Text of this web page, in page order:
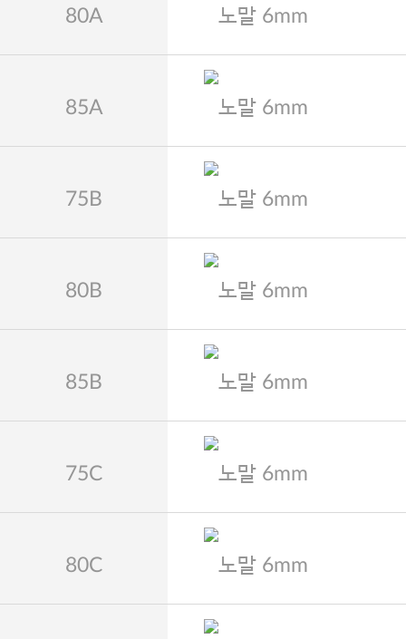
80A 노말 6mm
85A 노말 6mm
75B 노말 6mm
80B 노말 6mm
85B 노말 6mm
75C 노말 6mm
80C 노말 6mm